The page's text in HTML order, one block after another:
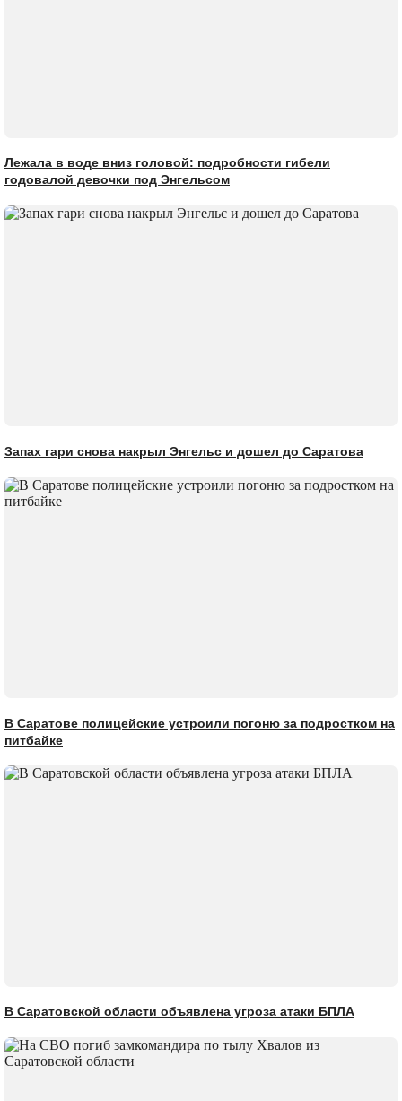
Лежала в воде вниз головой: подробности гибели
годовалой девочки под Энгельсом
Запах гари снова накрыл Энгельс и дошел до Саратова
В Саратове полицейские устроили погоню за подростком на
питбайке
В Саратовской области объявлена угроза атаки БПЛА